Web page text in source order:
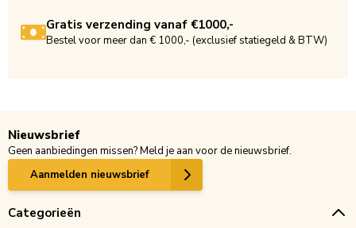
Gratis verzending vanaf €1000,-
Bestel voor meer dan € 1000,- (exclusief statiegeld & BTW)
Nieuwsbrief
Geen aanbiedingen missen? Meld je aan voor de nieuwsbrief.
Aanmelden nieuwsbrief
Categorieën